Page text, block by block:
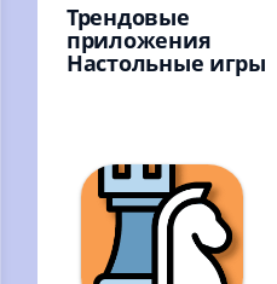
Трендовые
приложения
Настольные игры